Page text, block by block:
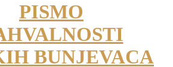
PISMO
BUNJEVACA